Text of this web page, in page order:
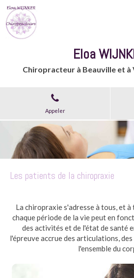
Eloa
Chiropracteur à Beauville et à
Appeler
Les patients de la chiropraxie
La chiropraxie s'adresse à tous, et à
chaque période de la vie peut en
des activités et de l'état de santé
l'épreuve accrue des articulations,
l'ensemble du